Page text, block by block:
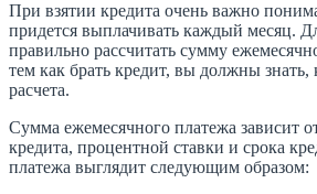
При взятии кредита очень важно
придется выплачивать каждый месяц.
правильно рассчитать сумму
тем как брать кредит, вы должны знать,
расчета.
Сумма ежемесячного платежа зависит
кредита, процентной ставки и срока
платежа выглядит следующим образом: